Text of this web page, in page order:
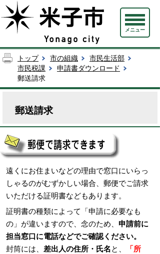
メニュー
トップ 市の組織
市民生活部
市民税課
申請書ダウンロード
郵送請求
郵送請求
遠くにお住まいなどの理由で窓口にいらっ
しゃるのがむずかしい場合、郵便でご請求
いただける証明書などもあります。
証明書の種類によって「申請に必要なも
の」が違いますので、念のため、 申請前に
担当窓口に電話などでご確認ください。
封筒には、 差出人の住所・氏名と、
「所